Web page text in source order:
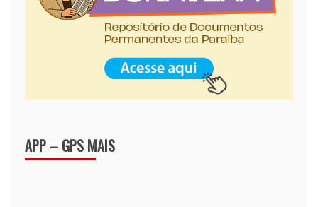
APP – GPS MAIS